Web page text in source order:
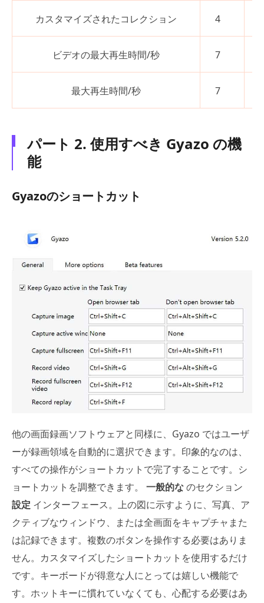
カスタマイズされたコレクション 4
ビデオの最大再生時間/秒 7
最大再生時間/秒 7
パート 2. 使用すべき Gyazo の機
能
Gyazoのショートカット
他の画面録画ソフトウェアと同様に、Gyazo ではユーザ
ーが録画領域を自動的に選択できます。印象的なのは、
すべての操作がショートカットで完了することです。シ
ョートカットを調整できます。 一般的なのセクション
設定 インターフェース。上の図に示すように、写真、ア
クティブなウィンドウ、または全画面をキャプチャまた
は記録できます。複数のボタンを操作する必要はありま
せん。カスタマイズしたショートカットを使用するだけ
です。キーボードが得意な人にとっては嬉しい機能で
す。ホットキーに慣れていなくても、心配する必要はあ